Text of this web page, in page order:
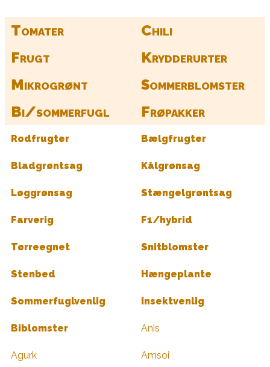
Tomater
Chili
Frugt
Krydderurter
Mikrogrønt
Sommerblomster
Bi/sommerfugl
Frøpakker
Rodfrugter Bælgfrugter
Bladgrøntsag Kålgrønsag
Løggrønsag Stængelgrøntsag
Farverig F1/hybrid
Tørreegnet Snitblomster
Stenbed Hængeplante
Sommerfuglvenlig Insektvenlig
Biblomster Anis
Agurk Amsoi